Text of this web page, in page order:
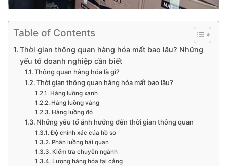
Table of Contents
Thời gian thông quan hàng hóa mất bao lâu? Những
yếu tố doanh nghiệp cần biết
Thông quan hàng hóa là gì?
Thời gian thông quan hàng hóa mất bao lâu?
Hàng luồng xanh
Hàng luồng vàng
Hàng luồng đỏ
Những yếu tố ảnh hưởng đến thời gian thông quan
Độ chính xác của hồ sơ
Phân luồng hải quan
Kiểm tra chuyên ngành
Lượng hàng hóa tại cảng